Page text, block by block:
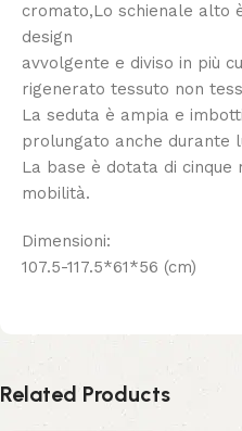
cromato,Lo schienale alto
design
avvolgente e diviso in più
rigenerato tessuto non
La seduta è ampia e
prolungato anche durante
La base è dotata di cinque
mobilità.
Dimensioni:
107.5-117.5*61*56 (cm)
Related Products